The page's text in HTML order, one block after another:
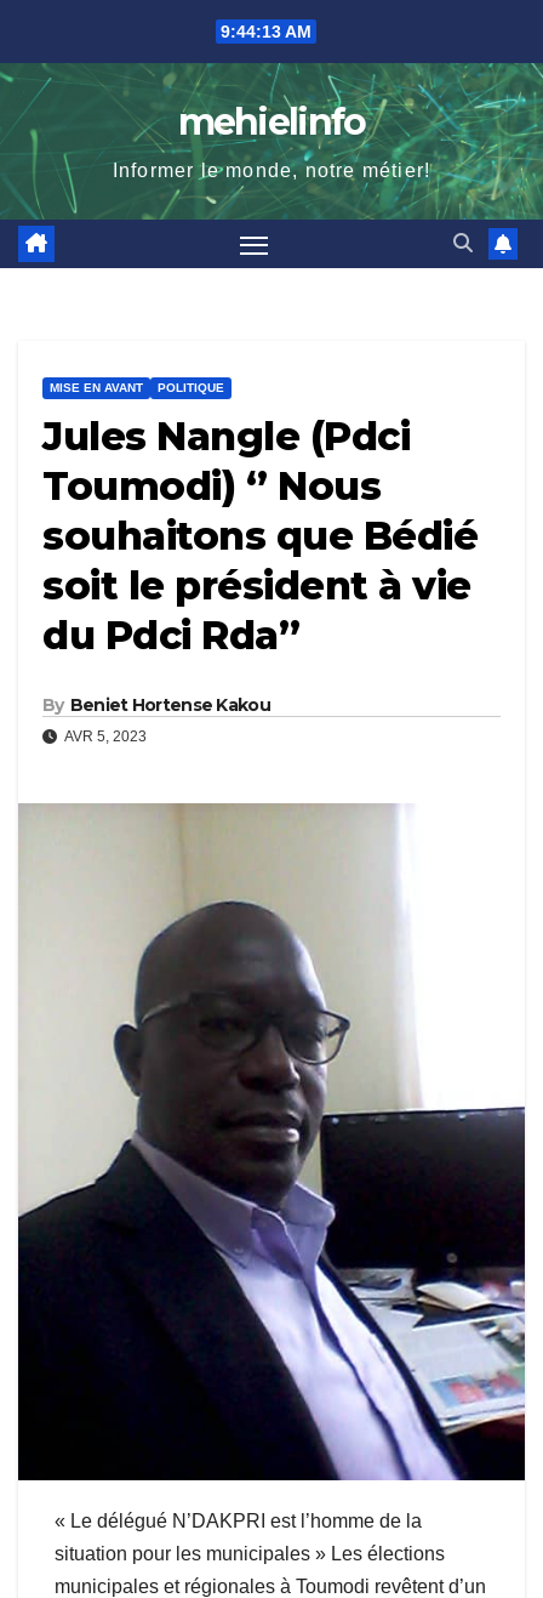
content
9:44:14 AM
mehielinfo
Informer le monde, notre métier!
MISE EN AVANT POLITIQUE
Jules Nangle (Pdci
Toumodi) ‘’ Nous
souhaitons que Bédié
soit le président à vie
du Pdci Rda’’
By Beniet Hortense Kakou
AVR 5, 2023
« Le délégué N’DAKPRI est l’homme de la
situation pour les municipales » Les élections
municipales et régionales à Toumodi revêtent d’un